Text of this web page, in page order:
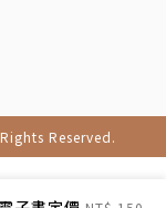
Reserved.